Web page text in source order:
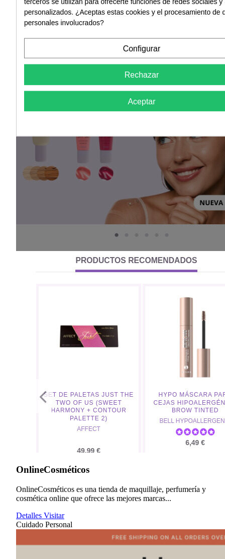
OnlineCosméticos
OnlineCosméticos es una tienda de maquillaje, perfumería y
cosmética online que ofrece las mejores marcas...
Detalles Visitar
Cuidado Personal